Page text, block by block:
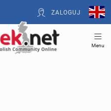
ZALOGUJ
Menu